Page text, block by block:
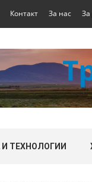
Контакт За нас За
И ТЕХНОЛОГИИ